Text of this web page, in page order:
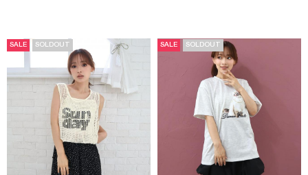
SALE SOLDOUT SALE SOLDOUT